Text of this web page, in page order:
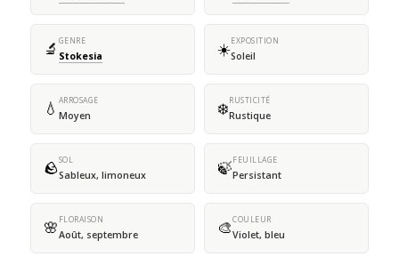
🔬 GENRE
Stokesia ☀️EXPOSITION
Soleil
💧 ARROSAGE
Moyen ❄️RUSTICITÉ
Rustique
🪨SOL
Sableux, limoneux 🍃FEUILLAGE
Persistant
🌸 FLORAISON
Août, septembre 🎨COULEUR
Violet, bleu